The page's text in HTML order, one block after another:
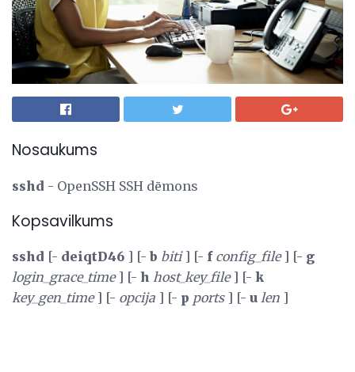
Nosaukums
sshd - OpenSSH SSH dēmons
Kopsavilkums
sshd [- deiqtD46 ] [- b biti] [- f config_file] [- g
login_grace_time] [- h host_key_file] [- k
key_gen_time] [- opcija ] [- p ports] [- u len ]